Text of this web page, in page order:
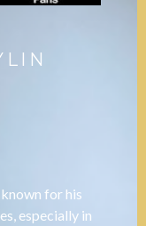
for his
especially in